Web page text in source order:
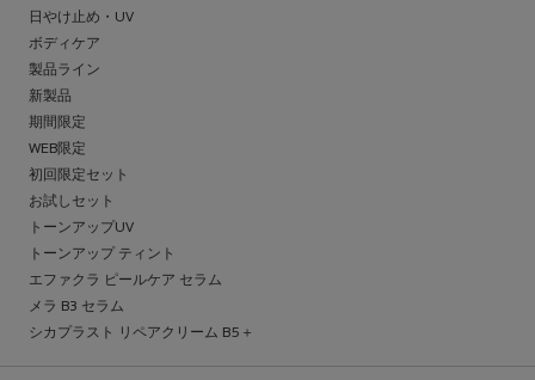
日やけ止め・UV
ボディケア
製品ライン
新製品
期間限定
WEB限定
初回限定セット
お試しセット
トーンアップUV
トーンアップ ティント
エファクラ ピールケア セラム
メラ B3 セラム
シカプラスト リペアクリーム B5＋